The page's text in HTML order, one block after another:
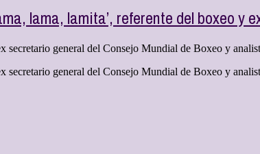
lama, lamita’, referente del boxeo y
general del Consejo Mundial de Boxeo y
general del Consejo Mundial de Boxeo y